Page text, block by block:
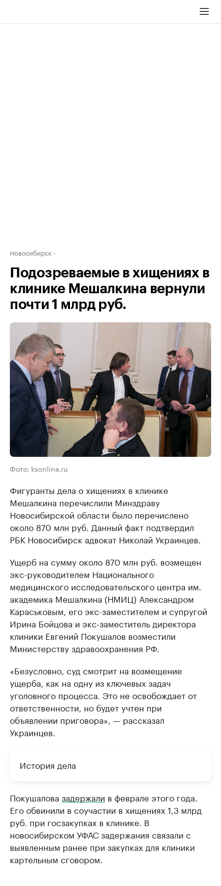
Новосибирск
Подозреваемые в хищениях в
клинике Мешалкина вернули
почти 1 млрд руб.
Фото: ksonline.ru
Фигуранты дела о хищениях в клинике
Мешалкина перечислили Минздраву
Новосибирской области было перечислено
около 870 млн руб. Данный факт подтвердил
РБК Новосибирск адвокат Николай Украинцев.
Ущерб на сумму около 870 млн руб. возмещен
экс-руководителем Национального
медицинского исследовательского центра им.
академика Мешалкина (НМИЦ) Александром
Караськовым, его экс-заместителем и супругой
Ирина Бойцова и экс-заместитель директора
клиники Евгений Покушалов возместили
Министерству здравоохранения РФ.
«Безусловно, суд смотрит на возмещение
ущерба, как на одну из ключевых задач
уголовного процесса. Это не освобождает от
ответственности, но будет учтен при
объявлении приговора», — рассказал
Украинцев.
История дела
Покушалова задержали в феврале этого года.
Его обвинили в соучастии в хищениях 1,3 млрд
руб. при госзакупках в клинике. В
новосибирском УФАС задержания связали с
выявленным ранее при закупках для клиники
картельным сговором.